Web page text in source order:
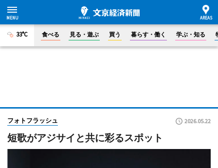
33°C 食べる 見る・遊ぶ 買う 暮らす・働く 学ぶ・知る
フォトフラッシュ 2026.05.22
短歌がアジサイと共に彩るスポット